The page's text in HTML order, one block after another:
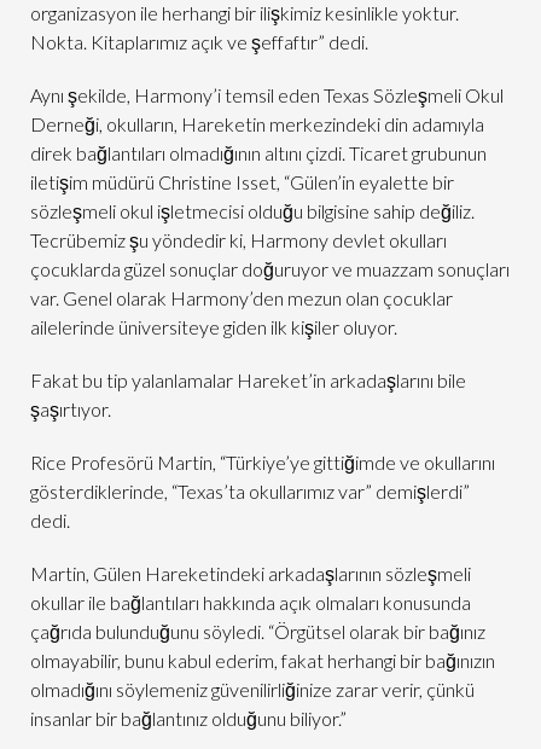
organizasyon ile herhangi bir ilişkimiz kesinlikle yoktur.
Nokta. Kitaplarımız açık ve şeffaftır” dedi.
Aynı şekilde, Harmony’i temsil eden Texas Sözleşmeli Okul
Derneği, okulların, Hareketin merkezindeki din adamıyla
direk bağlantıları olmadığının altını çizdi. Ticaret grubunun
iletişim müdürü Christine Isset, “Gülen’in eyalette bir
sözleşmeli okul işletmecisi olduğu bilgisine sahip değiliz.
Tecrübemiz şu yöndedir ki, Harmony devlet okulları
çocuklarda güzel sonuçlar doğuruyor ve muazzam sonuçları
var. Genel olarak Harmony’den mezun olan çocuklar
ailelerinde üniversiteye giden ilk kişiler oluyor.
Fakat bu tip yalanlamalar Hareket’in arkadaşlarını bile
şaşırtıyor.
Rice Profesörü Martin, “Türkiye’ye gittiğimde ve okullarını
gösterdiklerinde, “Texas’ta okullarımız var” demişlerdi”
dedi.
Martin, Gülen Hareketindeki arkadaşlarının sözleşmeli
okullar ile bağlantıları hakkında açık olmaları konusunda
çağrıda bulunduğunu söyledi. “Örgütsel olarak bir bağınız
olmayabilir, bunu kabul ederim, fakat herhangi bir bağınızın
olmadığını söylemeniz güvenilirliğinize zarar verir, çünkü
insanlar bir bağlantınız olduğunu biliyor.”